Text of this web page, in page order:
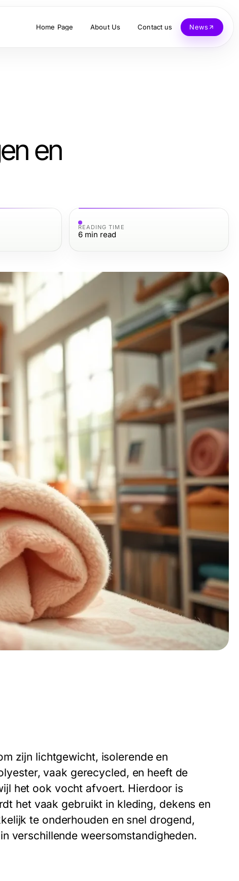
Home Page About Us Contact us News
en
READING TIME
6 min read
zijn lichtgewicht, isolerende en
vaak gerecycled, en heeft de
het ook vocht afvoert. Hierdoor is
het vaak gebruikt in kleding, dekens en
te onderhouden en snel drogend,
verschillende weersomstandigheden.